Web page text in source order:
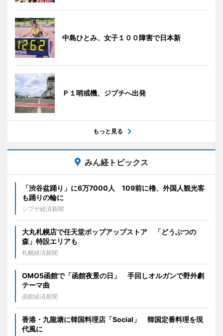
中島ひとみ、女子１００障害で日本新
Ｐ１哨戒機、ジブチへ出発
もっと見る
みん経トピックス
「渋谷盆踊り」に6万7000人 109前に櫓、外国人観光客
も踊りの輪に
シブヤ経済新聞
大丸札幌店で任天堂ポップアップストア 「どうぶつの
森」特設エリアも
札幌経済新聞
OMO5函館で「函館夜景の日」 手回しオルガンで野外劇
テーマ曲
函館経済新聞
香港・九龍塘に韓国料理店「Social」 韓国定番料理を現
代風に